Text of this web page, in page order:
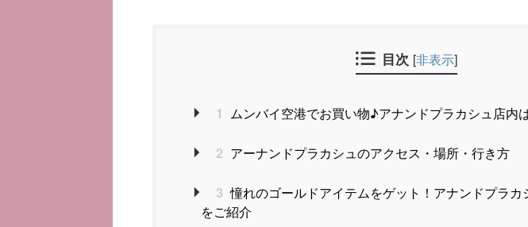
目次 [非表示]
1 ムンバイ空港でお買い物♪アナンドプラカシュ店内
2 アーナンドプラカシュのアクセス・場所・行き方
3 憧れのゴールドアイテムをゲット！アナンドプラカ
をご紹介